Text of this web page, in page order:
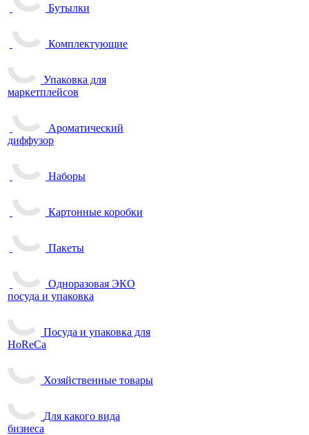
Бутылки
Комплектующие
Упаковка для
маркетплейсов
Ароматический
диффузор
Наборы
Картонные коробки
Пакеты
Одноразовая ЭКО
посуда и упаковка
Посуда и упаковка для
HoReCa
Хозяйственные товары
Для какого вида
бизнеса